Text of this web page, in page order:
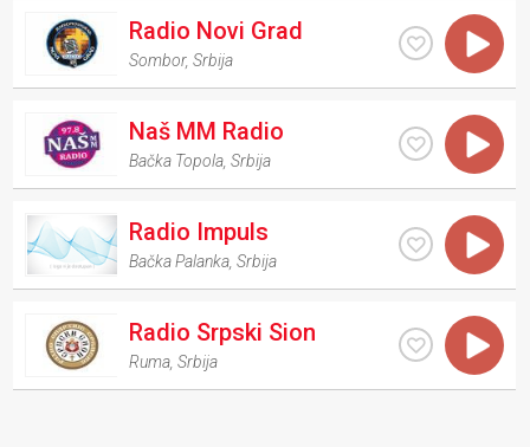
Radio Novi Grad
Sombor,Srbija
Naš MM Radio
Bačka Topola ,Srbija
Radio Impuls
Bačka Palanka ,Srbija
Radio Srpski Sion
Ruma ,Srbija